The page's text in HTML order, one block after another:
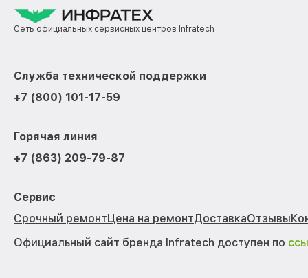
Сеть официальных сервисных центров Infratech
Служба технической поддержки
+7 (800) 101-17-59
Горячая линия
+7 (863) 209-79-87
Сервис
Срочный ремонтЦена на ремонтДоставкаОтзывы
Официальный сайт бренда Infratech доступен по